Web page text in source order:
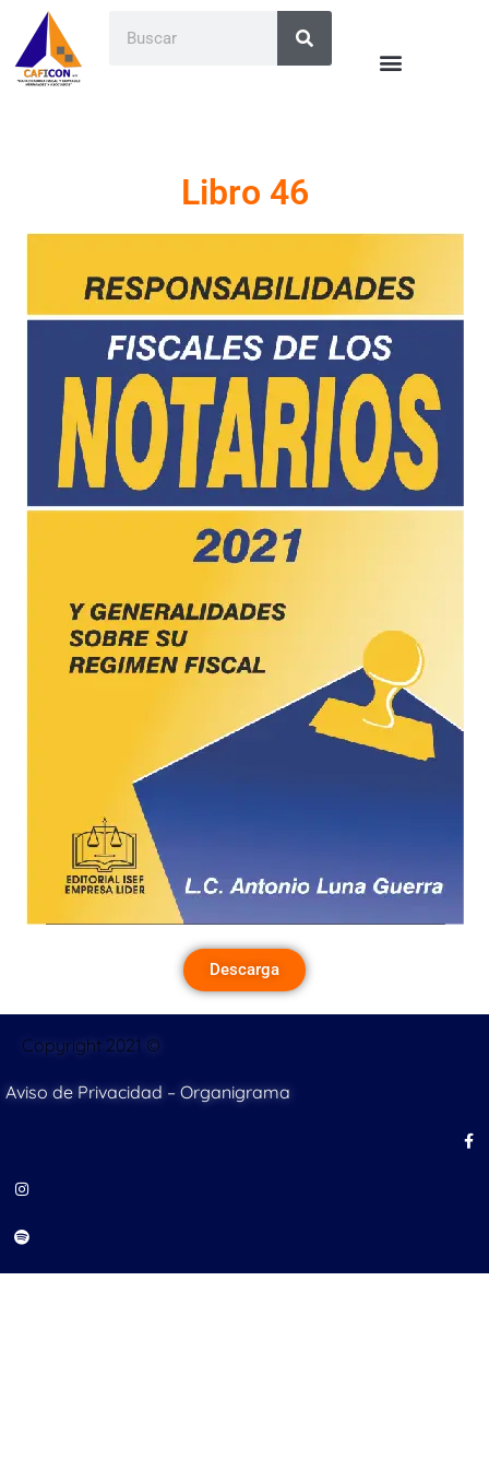
Libro 46
Descarga
Copyright 2021 ©
Aviso de Privacidad – Organigrama